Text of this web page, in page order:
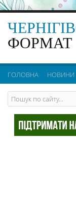
ФОРМАТ
ГОЛОВНА НОВИНИ